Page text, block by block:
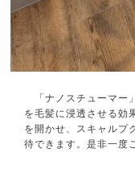
「ナノスチューマー
を毛髪に浸透させる効
を開かせ、スキャルプ
待できます。是非一度